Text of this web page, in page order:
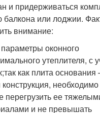
и придерживаться
балкона или лоджии.
внимание:
оконного
утеплителя, с
как плита
необходимо
перегрузить ее
и не превышать